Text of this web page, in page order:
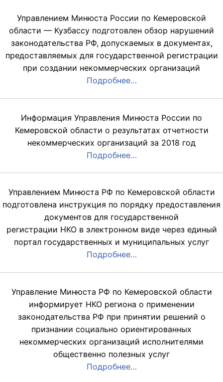
Управлением Минюста России по Кемеровской
области — Кузбассу подготовлен обзор нарушений
законодательства РФ, допускаемых в документах,
предоставляемых для государственной регистрации
при создании некоммерческих организаций
Подробнее…
Информация Управления Минюста России по
Кемеровской области о результатах отчетности
некоммерческих организаций за 2018 год
Подробнее…
Управлением Минюста РФ по Кемеровской области
подготовлена инструкция по порядку предоставления
документов для государственной
регистрации НКО в электронном виде через единый
портал государственных и муниципальных услуг
Подробнее…
Управление Минюста РФ по Кемеровской области
информирует НКО региона о применении
законодательства РФ при принятии решений о
признании социально ориентированных
некоммерческих организаций исполнителями
общественно полезных услуг
Подробнее…